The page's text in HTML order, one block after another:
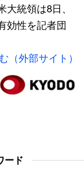
統領は8日、
効性を記者団
（外部サイト）
ード